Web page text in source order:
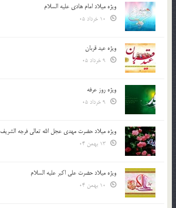
ویژه میلاد امام هادی علیه السلام
ویژه عید قربان
ویژه روز عرفه
ویژه میلاد حضرت مهدی عجل الله تعالی فرجه الشريف
ویژه میلاد حضرت علی اکبر علیه السلام